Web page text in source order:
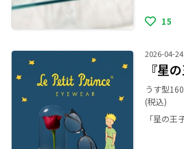
15
2026-04-24
うす型
(税込)